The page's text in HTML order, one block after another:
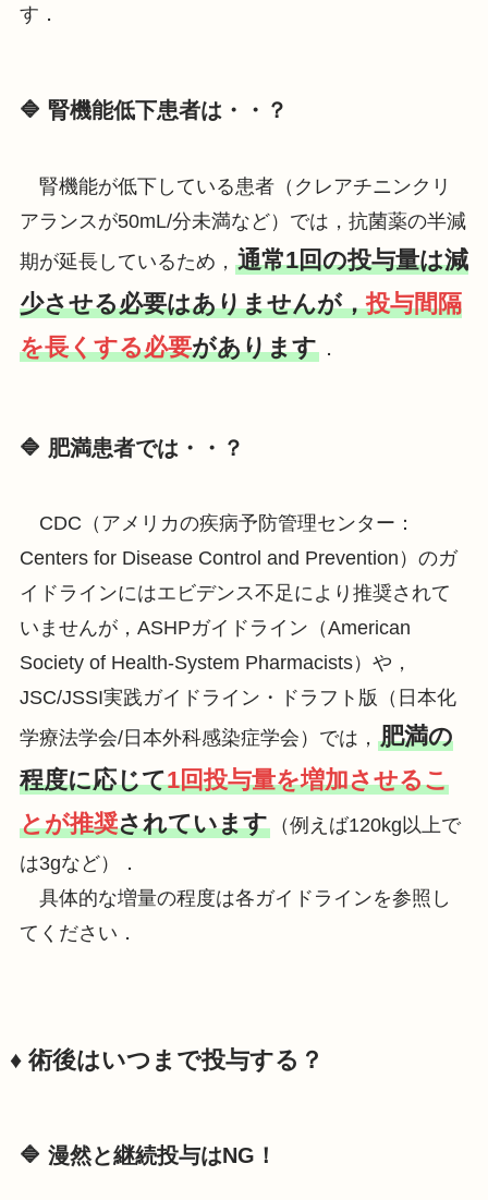
す．
🔷 腎機能低下患者は・・？
腎機能が低下している患者（クレアチニンクリ
アランスが50mL/分未満など）では，抗菌薬の半減
期が延長しているため， 通常1回の投与量は減
少させる必要はありませんが，投与間隔
を長くする必要があります．
🔷 肥満患者では・・？
CDC（アメリカの疾病予防管理センター：
Centers for Disease Control and Prevention）のガ
イドラインにはエビデンス不足により推奨されて
いませんが，ASHPガイドライン（American
Society of Health-System Pharmacists）や，
JSC/JSSI実践ガイドライン・ドラフト版（日本化
学療法学会/日本外科感染症学会）では， 肥満の
程度に応じて1回投与量を増加させるこ
とが推奨されています（例えば120kg以上で
は3gなど）．
具体的な増量の程度は各ガイドラインを参照し
てください．
♦️ 術後はいつまで投与する？
🔷 漫然と継続投与はNG！